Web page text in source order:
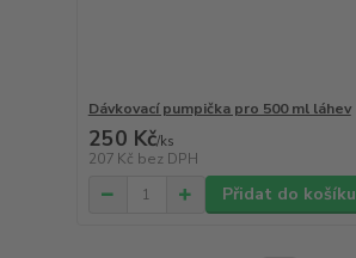
Dávkovací pumpička pro 500 ml láhev
250 Kč/ks
207 Kč bez DPH
Přidat do košíku